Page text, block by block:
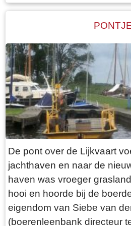
kerkelijke gemeente. De
geroeid. Dat was een hele
de roeiers als voor de
het slecht weer was. Boven
zuidzijde van de kerk is
waarop te lezen staat: `De
Nieuwe kerke was gelegd
Johan van Eisinga aet 18
heer Grietman Vegelin van
kerk heeft zes
gemaakt door Ype Staak,
glazenier uit Sneek. Dat
staat bewaard zijn
iets over de moeilijke
De pont over de Lijkvaart
jachthaven en naar de
haven was vroeger
hooi en hoorde bij de
eigendom van Siebe van
(boerenleenbank directeur